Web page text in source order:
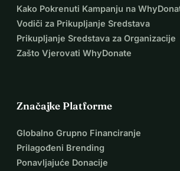
Kako Pokrenuti Kampanju na
Vodiči za Prikupljanje Sredstava
Prikupljanje Sredstava za Organizacije
Zašto Vjerovati WhyDonate
Značajke Platforme
Globalno Grupno Financiranje
Prilagođeni Brending
Ponavljajuće Donacije